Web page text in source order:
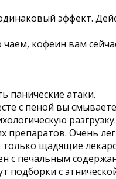
эффект.
кофеин вам
панические атаки.
с пеной вы
разгрузку.
препаратов. Очень
щадящие
с печальным
с